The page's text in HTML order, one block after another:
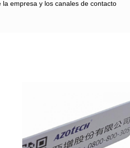
empresa y los canales de contacto